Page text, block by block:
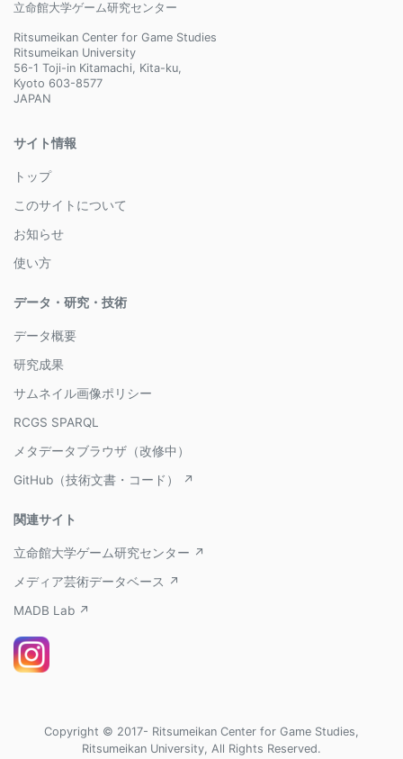
立命館大学ゲーム研究センター
Ritsumeikan Center for Game Studies
Ritsumeikan University
56-1 Toji-in Kitamachi, Kita-ku,
Kyoto 603-8577
JAPAN
サイト情報
トップ
このサイトについて
お知らせ
使い方
データ・研究・技術
データ概要
研究成果
サムネイル画像ポリシー
RCGS SPARQL
メタデータブラウザ（改修中）
GitHub（技術文書・コード） ↗
関連サイト
立命館大学ゲーム研究センター ↗
メディア芸術データベース ↗
MADB Lab ↗
Copyright © 2017- Ritsumeikan Center for Game Studies,
Ritsumeikan University, All Rights Reserved.